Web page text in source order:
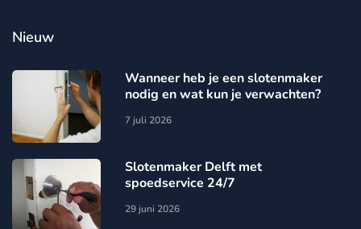
Nieuw
Wanneer heb je een slotenmaker
nodig en wat kun je verwachten?
7 juli 2026
Slotenmaker Delft met
spoedservice 24/7
29 juni 2026